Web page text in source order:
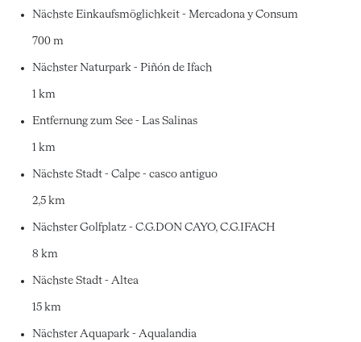
Nächste Einkaufsmöglichkeit - Mercadona y Consum
700 m
Nächster Naturpark - Piñón de Ifach
1 km
Entfernung zum See - Las Salinas
1 km
Nächste Stadt - Calpe - casco antiguo
2,5 km
Nächster Golfplatz - C.G.DON CAYO, C.G.IFACH
8 km
Nächste Stadt - Altea
15 km
Nächster Aquapark - Aqualandia